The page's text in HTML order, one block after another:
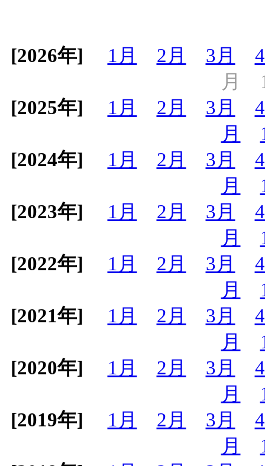
[2026年] 1月 2月 3月
月
[2025年]
1月 2月 3月
月
[2024年]
1月 2月 3月
月
[2023年]
1月 2月 3月
月
[2022年]
1月 2月 3月
月
[2021年]
1月 2月 3月
月
[2020年]
1月 2月 3月
月
[2019年]
1月 2月 3月
月